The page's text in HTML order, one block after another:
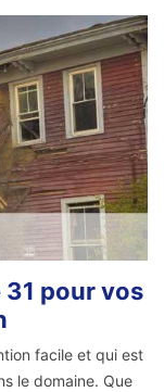
pour vos
facile et qui est
le domaine. Que